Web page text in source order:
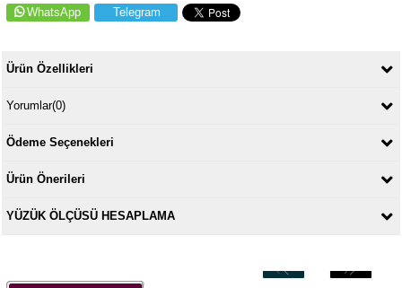
WhatsApp Telegram
Ürün Özellikleri
Yorumlar(0)
Ödeme Seçenekleri
Ürün Önerileri
YÜZÜK ÖLÇÜSÜ HESAPLAMA
‹ ›